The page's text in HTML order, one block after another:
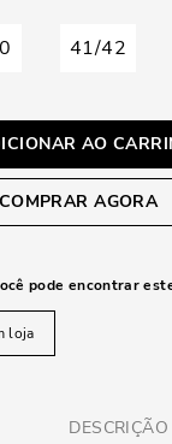
41/42
AO
COMPRAR AGORA
pode encontrar
loja
DESCRIÇÃO